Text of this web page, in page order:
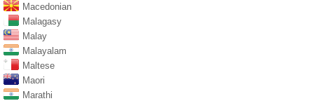
Macedonian
Malagasy
Malay
Malayalam
Maltese
Maori
Marathi